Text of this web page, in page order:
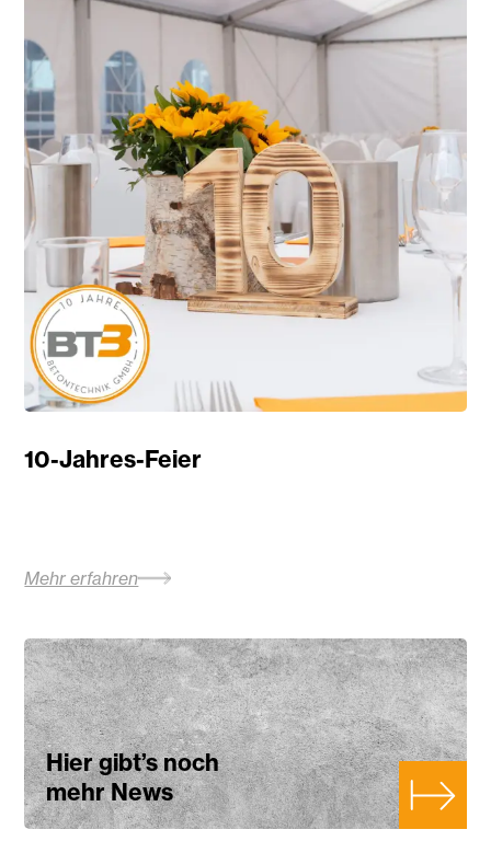
10-Jahres-Feier
Mehr erfahren
Hier gibt’s noch
mehr News